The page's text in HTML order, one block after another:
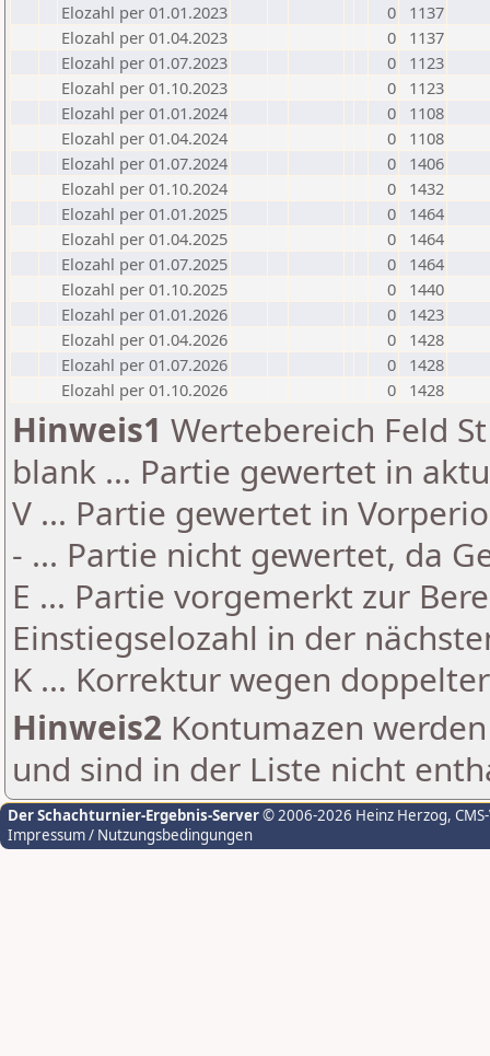
Elozahl per 01.01.2023
0
1137
Elozahl per 01.04.2023
0
1137
Elozahl per 01.07.2023
0
1123
Elozahl per 01.10.2023
0
1123
Elozahl per 01.01.2024
0
1108
Elozahl per 01.04.2024
0
1108
Elozahl per 01.07.2024
0
1406
Elozahl per 01.10.2024
0
1432
Elozahl per 01.01.2025
0
1464
Elozahl per 01.04.2025
0
1464
Elozahl per 01.07.2025
0
1464
Elozahl per 01.10.2025
0
1440
Elozahl per 01.01.2026
0
1423
Elozahl per 01.04.2026
0
1428
Elozahl per 01.07.2026
0
1428
Elozahl per 01.10.2026
0 1428
Hinweis1 Wertebereich Feld
blank ... Partie gewertet in
V ... Partie gewertet in
- ... Partie nicht gewertet, da
E ... Partie vorgemerkt zur
Einstiegselozahl in der
K ... Korrektur wegen
Hinweis2 Kontumazen
und sind in der Liste nicht
Der Schachturnier-Ergebnis-Server© 2006-2026 Heinz Herzog,
Impressum / Nutzungsbedingungen